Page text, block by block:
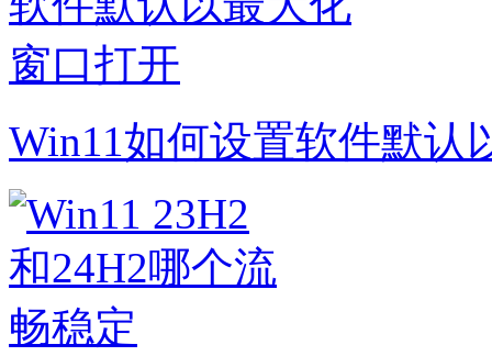
Win11如何设置软件默认